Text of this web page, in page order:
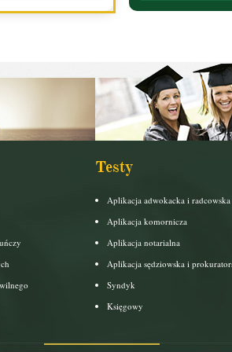
Testy
Aplikacja adwokacka i radcowska
Aplikacja komornicza
Aplikacja notarialna
Aplikacja sędziowska i
Syndyk
Księgowy